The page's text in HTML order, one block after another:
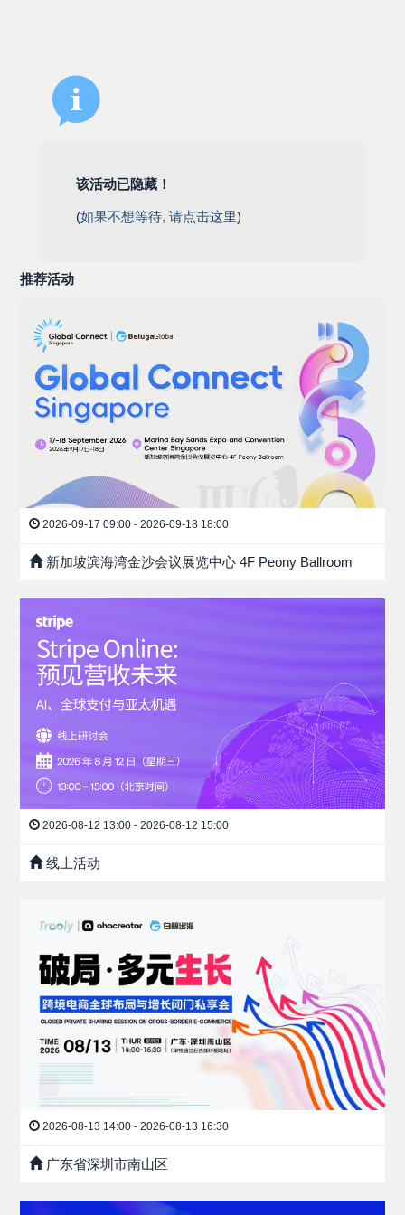
该活动已隐藏！
(如果不想等待, 请点击这里)
推荐活动
2026-09-17 09:00 - 2026-09-18 18:00
新加坡滨海湾金沙会议展览中心 4F Peony Ballroom
2026-08-12 13:00 - 2026-08-12 15:00
线上活动
2026-08-13 14:00 - 2026-08-13 16:30
广东省深圳市南山区